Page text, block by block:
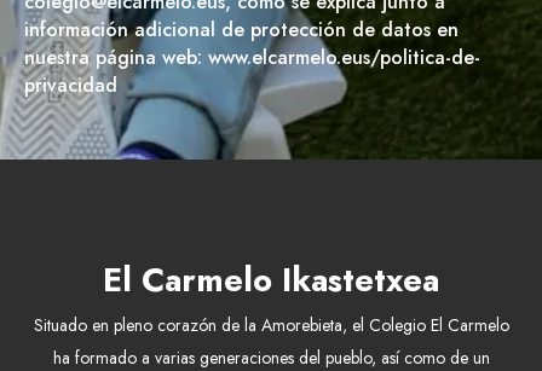
información adicional de protección de datos en
nuestra página web: www.elcarmelo.eus/politica-de-
privacidad
El Carmelo Ikastetxea
Situado en pleno corazón de la Amorebieta, el Colegio El Carmelo
ha formado a varias generaciones del pueblo, así como de un